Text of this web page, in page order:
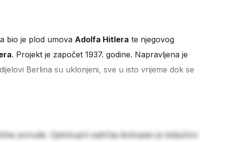
bio je plod umova Adolfa Hitlera te njegovog
. Projekt je započet 1937. godine. Napravljena je
Berlina su uklonjeni, sve u isto vrijeme dok se
ponude. Cjelokupni sadržaj dostupan je isključivo